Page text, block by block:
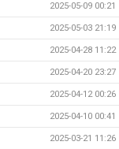
2025-05-09 00:21
2025-05-03 21:19
2025-04-28 11:22
2025-04-20 23:27
2025-04-12 00:26
2025-04-10 00:41
2025-03-21 11:26